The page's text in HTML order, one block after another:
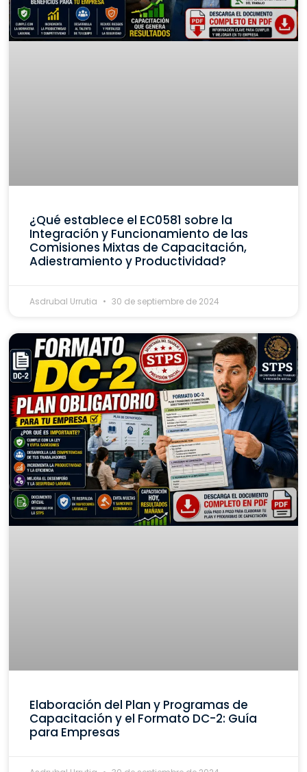
¿Qué establece el EC0581 sobre la
Integración y Funcionamiento de las
Comisiones Mixtas de Capacitación,
Adiestramiento y Productividad?
Asdrubal Urrutia 30 de septiembre de 2024
Elaboración del Plan y Programas de
Capacitación y el Formato DC-2: Guía
para Empresas